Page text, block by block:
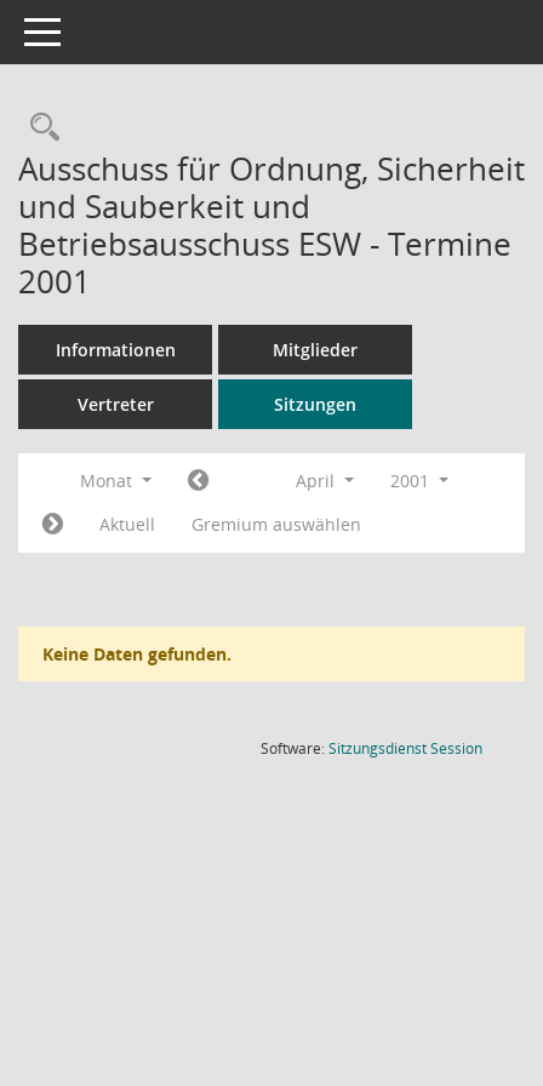
Toggle navigation
Rechercheauswahl
Ausschuss für Ordnung, Sicherheit
und Sauberkeit und
Betriebsausschuss ESW - Termine
2001
Informationen Mitglieder
Vertreter Sitzungen
Monat April
2001
Aktuell
Gremium auswählen
Keine Daten gefunden.
Software:SitzungsdienstSession(Wird in